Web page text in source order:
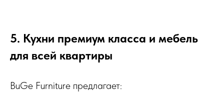
5. Кухни премиум класса и мебель
для всей квартиры
BuGe Furniture предлагает: